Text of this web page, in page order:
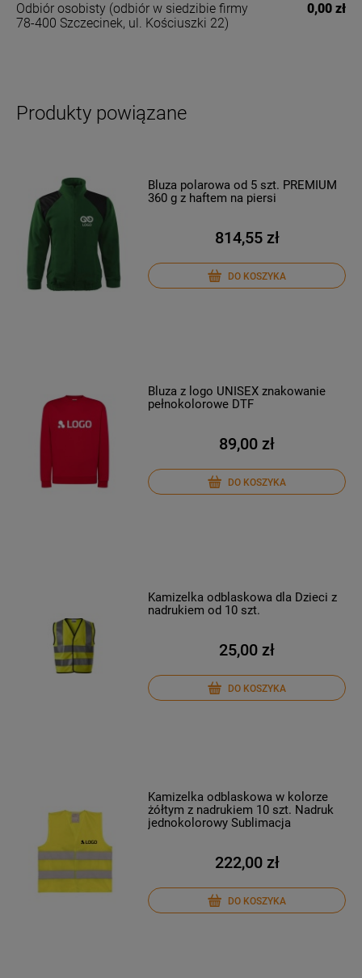
Odbiór osobisty (odbiór w siedzibie firmy
78-400 Szczecinek, ul. Kościuszki 22)
0,00 zł
Produkty powiązane
Bluza polarowa od 5 szt. PREMIUM
360 g z haftem na piersi
814,55 zł
DO KOSZYKA
Bluza z logo UNISEX znakowanie
pełnokolorowe DTF
89,00 zł
DO KOSZYKA
Kamizelka odblaskowa dla Dzieci z
nadrukiem od 10 szt.
25,00 zł
DO KOSZYKA
Kamizelka odblaskowa w kolorze
żółtym z nadrukiem 10 szt. Nadruk
jednokolorowy Sublimacja
222,00 zł
DO KOSZYKA